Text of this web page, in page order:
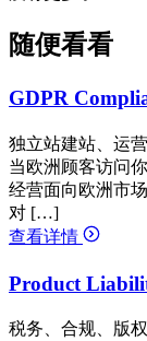
随便看看
GDPR
独立站建站、运
当欧洲顾客访问
经营面向欧洲市
对 […]
查看详情
Product
税务、合规、版